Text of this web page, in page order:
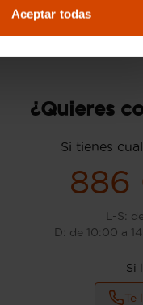
Aceptar todas
¿Quieres
Si tienes
886
L-S:
D: de 10:00 a
Si
Te